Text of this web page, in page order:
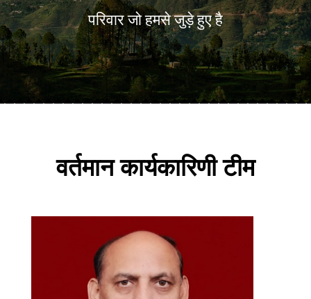
परिवार जो हमसे जुड़े हुए है
वर्तमान कार्यकारिणी टीम